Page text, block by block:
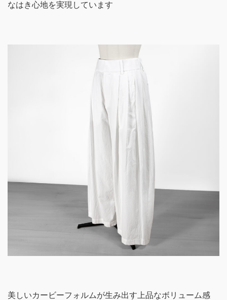
なはき心地を実現しています
美しいカービーフォルムが生み出す上品なボリューム感